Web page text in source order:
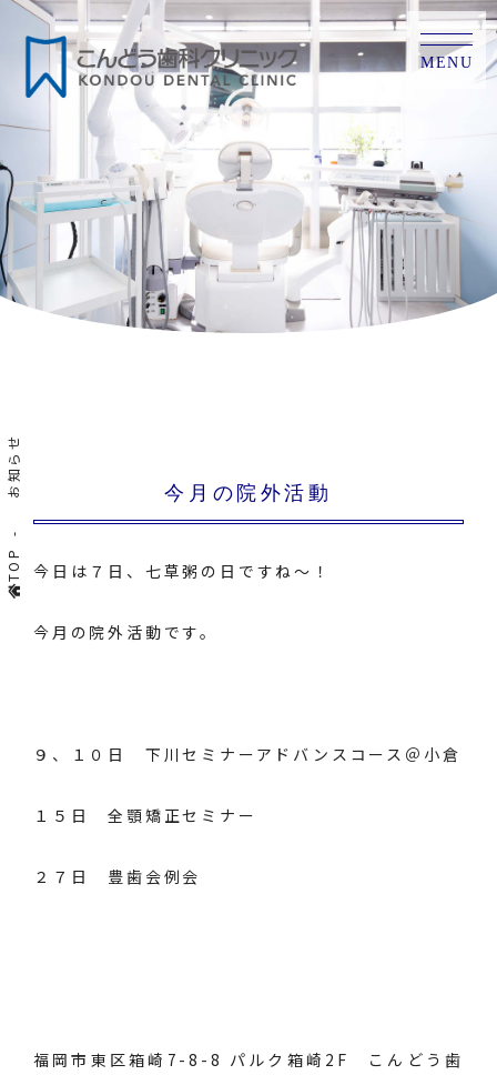
MENU
TOP
お知らせ 今月の院外活動
今日は７日、七草粥の日ですね～！
今月の院外活動です。
９、１０日 下川セミナーアドバンスコース＠小倉
１５日 全顎矯正セミナー
２７日 豊歯会例会
福岡市東区箱崎7-8-8 パルク箱崎2F こんどう歯